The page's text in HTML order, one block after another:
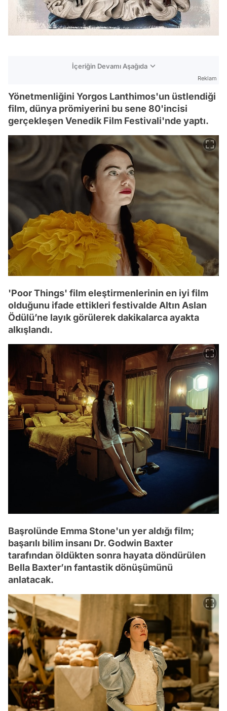
İçeriğin Devamı Aşağıda
Reklam
Yönetmenliğini Yorgos Lanthimos'un üstlendiği
film, dünya prömiyerini bu sene 80'incisi
gerçekleşen Venedik Film Festivali'nde yaptı.
'Poor Things' film eleştirmenlerinin en iyi film
olduğunu ifade ettikleri festivalde Altın Aslan
Ödülü’ne layık görülerek dakikalarca ayakta
alkışlandı.
Başrolünde Emma Stone'un yer aldığı film;
başarılı bilim insanı Dr. Godwin Baxter
tarafından öldükten sonra hayata döndürülen
Bella Baxter’ın fantastik dönüşümünü
anlatacak.